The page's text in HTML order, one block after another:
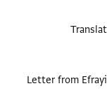
Letter from